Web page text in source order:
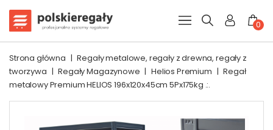
0
Strona główna | Regały metalowe, regały z drewna, regały z
tworzywa | Regały Magazynowe | Helios Premium | Regał
metalowy Premium HELIOS 196x120x45cm 5Px175kg .:.